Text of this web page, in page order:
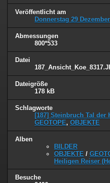
Veröffentlicht am
Donnerstag 29
Abmessungen
800*533
Datei
Dateigröße
178 kB
Schlagworte
[187] Steinbruch Tal der
GEOTOPE, OBJEKTE
Alben
BILDER
OBJEKTE /
Heiligen Reiser
Besuche